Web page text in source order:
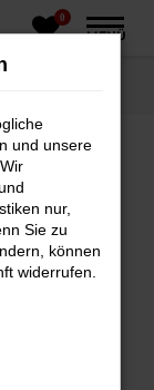
0
MENÜ
deine
und unsere
nur,
Sie zu
können
widerrufen.